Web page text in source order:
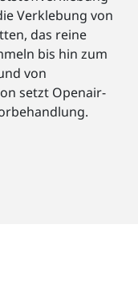
Verklebung von
das reine
bis hin zum
von
setzt Openair-